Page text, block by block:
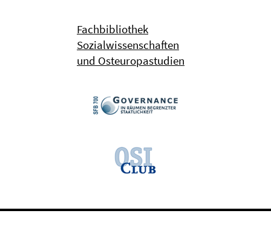
Fachbibliothek
Sozialwissenschaften
und Osteuropastudien